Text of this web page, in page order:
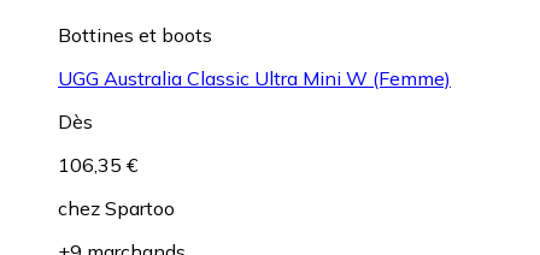
Bottines et boots
UGG Australia Classic Ultra Mini W (Femme)
Dès
106,35 €
chez Spartoo